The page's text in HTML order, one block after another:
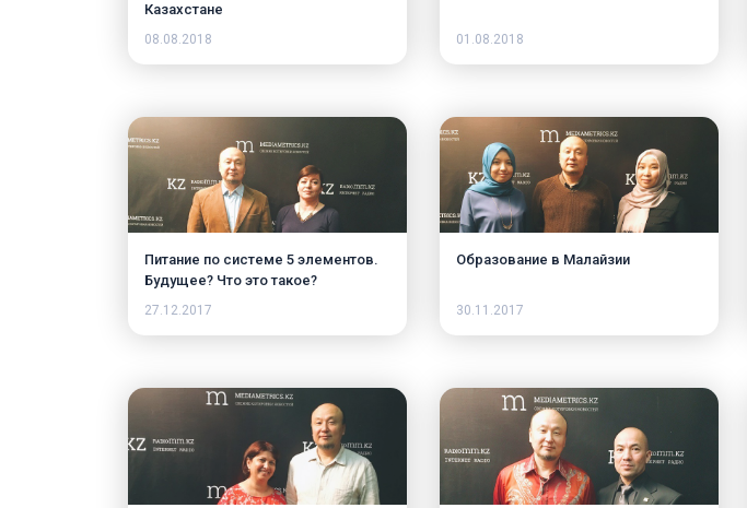
Казахстане
08.08.2018 01.08.2018
Питание по системе 5 элементов.
Будущее? Что это такое?
27.12.2017
Образование в Малайзии
30.11.2017